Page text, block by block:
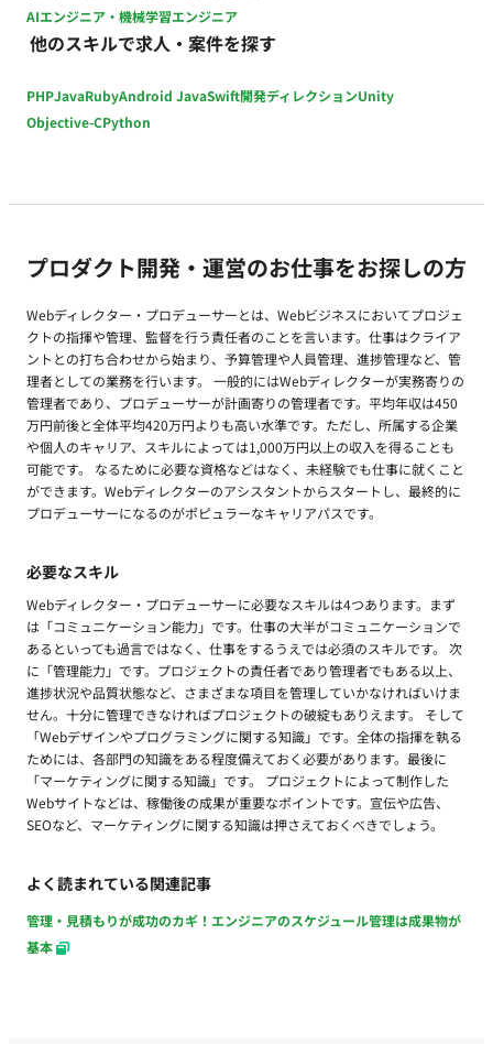
AIエンジニア・機械学習エンジニア
他のスキルで求人・案件を探す
PHPJavaRubyAndroid JavaSwift開発ディレクションUnity
Objective-CPython
プロダクト開発・運営のお仕事をお探しの方
Webディレクター・プロデューサーとは、Webビジネスにおいてプロジェ
クトの指揮や管理、監督を行う責任者のことを言います。仕事はクライア
ントとの打ち合わせから始まり、予算管理や人員管理、進捗管理など、管
理者としての業務を行います。 一般的にはWebディレクターが実務寄りの
管理者であり、プロデューサーが計画寄りの管理者です。平均年収は450
万円前後と全体平均420万円よりも高い水準です。ただし、所属する企業
や個人のキャリア、スキルによっては1,000万円以上の収入を得ることも
可能です。 なるために必要な資格などはなく、未経験でも仕事に就くこと
ができます。Webディレクターのアシスタントからスタートし、最終的に
プロデューサーになるのがポピュラーなキャリアパスです。
必要なスキル
Webディレクター・プロデューサーに必要なスキルは4つあります。まず
は「コミュニケーション能力」です。仕事の大半がコミュニケーションで
あるといっても過言ではなく、仕事をするうえでは必須のスキルです。 次
に「管理能力」です。プロジェクトの責任者であり管理者でもある以上、
進捗状況や品質状態など、さまざまな項目を管理していかなければいけま
せん。十分に管理できなければプロジェクトの破綻もありえます。 そして
「Webデザインやプログラミングに関する知識」です。全体の指揮を執る
ためには、各部門の知識をある程度備えておく必要があります。最後に
「マーケティングに関する知識」です。 プロジェクトによって制作した
Webサイトなどは、稼働後の成果が重要なポイントです。宣伝や広告、
SEOなど、マーケティングに関する知識は押さえておくべきでしょう。
よく読まれている関連記事
管理・見積もりが成功のカギ！エンジニアのスケジュール管理は成果物が
基本